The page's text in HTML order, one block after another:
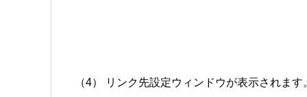
（4） リンク先設定ウィンドウが表示されま